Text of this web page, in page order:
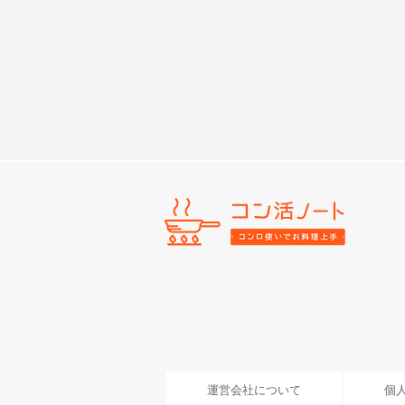
運営会社について 個